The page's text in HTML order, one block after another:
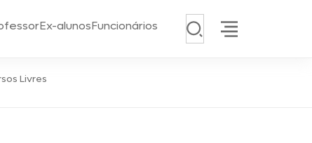
Pesquisar
Ex-alunosFuncionários
Livres